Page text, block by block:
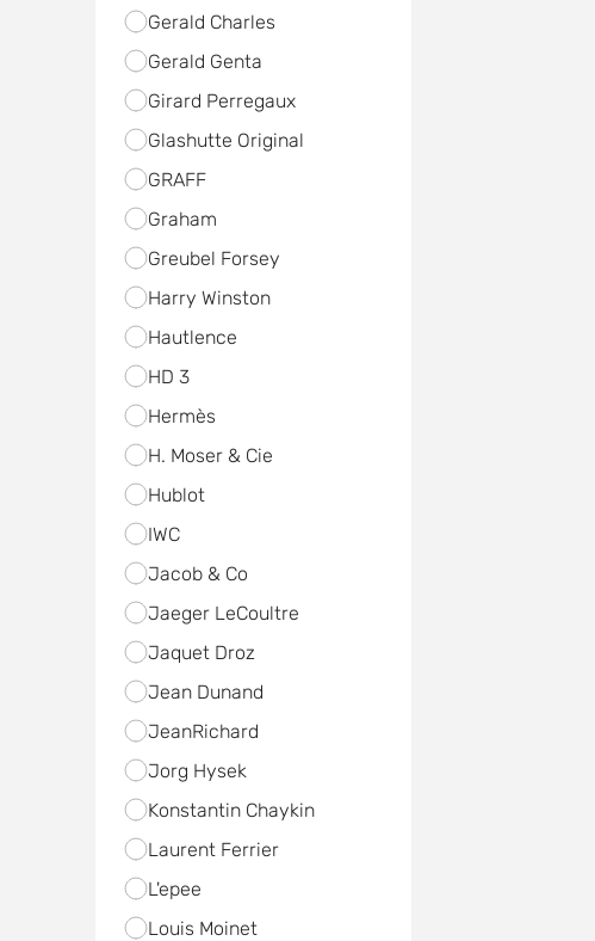
Gerald Charles
Gerald Genta
Girard Perregaux
Glashutte Original
GRAFF
Graham
Greubel Forsey
Harry Winston
Hautlence
HD 3
Hermès
H. Moser & Cie
Hublot
IWC
Jacob & Co
Jaeger LeCoultre
Jaquet Droz
Jean Dunand
JeanRichard
Jorg Hysek
Konstantin Chaykin
Laurent Ferrier
L'epee
Louis Moinet